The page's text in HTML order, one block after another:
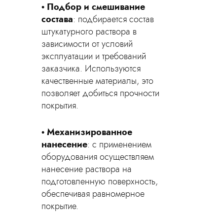
Подбор и смешивание
состава: подбирается состав
штукатурного раствора в
зависимости от условий
эксплуатации и требований
заказчика. Используются
качественные материалы, это
позволяет добиться прочности
покрытия.
Механизированное
нанесение: с применением
оборудования осуществляем
нанесение раствора на
подготовленную поверхность,
обеспечивая равномерное
покрытие.